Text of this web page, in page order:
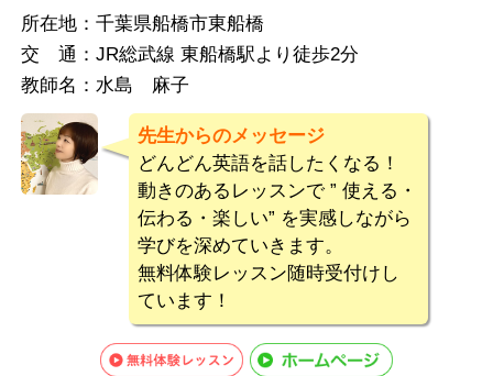
所在地： 千葉県船橋市東船橋
交 通： JR総武線 東船橋駅より徒歩2分
教師名： 水島 麻子
先生からのメッセージ
どんどん英語を話したくなる！
動きのあるレッスンで ” 使える・
伝わる・楽しい” を実感しながら
学びを深めていきます。
無料体験レッスン随時受付けし
ています！